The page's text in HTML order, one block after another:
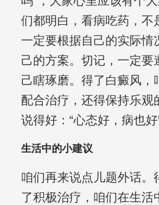
们都明白，看病吃药，不
一定要根据自己的实际情
己的方案。切记，一定要
己瞎琢磨。得了白癜风，
配合治疗，还得保持乐观
说得好：“心态好，病也好”
生活中的小建议
咱们再来说点儿题外话。
了积极治疗，咱们在生活